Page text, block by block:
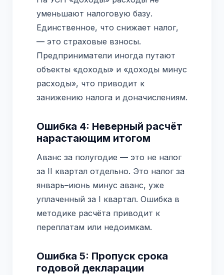
уменьшают налоговую базу.
Единственное, что снижает налог,
— это страховые взносы.
Предприниматели иногда путают
объекты «доходы» и «доходы минус
расходы», что приводит к
занижению налога и доначислениям.
Ошибка 4: Неверный расчёт
нарастающим итогом
Аванс за полугодие — это не налог
за II квартал отдельно. Это налог за
январь–июнь минус аванс, уже
уплаченный за I квартал. Ошибка в
методике расчёта приводит к
переплатам или недоимкам.
Ошибка 5: Пропуск срока
годовой декларации